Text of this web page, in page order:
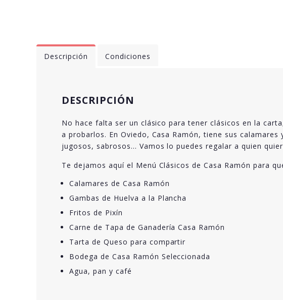
Descripción Condiciones
DESCRIPCIÓN
No hace falta ser un clásico para tener clásicos en la
a probarlos. En Oviedo, Casa Ramón, tiene sus
jugosos, sabrosos… Vamos lo puedes regalar a quien
Te dejamos aquí el Menú Clásicos de Casa Ramón para
Calamares de Casa Ramón
Gambas de Huelva a la Plancha
Fritos de Pixín
Carne de Tapa de Ganadería Casa Ramón
Tarta de Queso para compartir
Bodega de Casa Ramón Seleccionada
Agua, pan y café